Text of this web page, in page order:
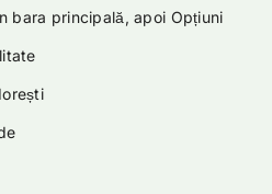
principală, apoi Opțiuni